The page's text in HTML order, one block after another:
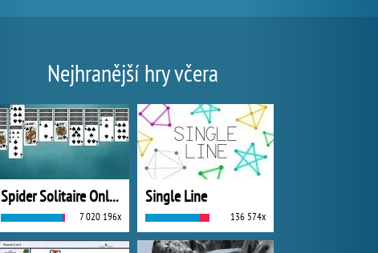
Nejhranější hry včera
Spider Solitaire Online
7 020 196x
Single Line
136 574x